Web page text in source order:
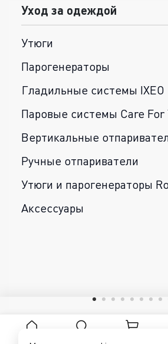
Уход за одеждой
Утюги
Парогенераторы
Гладильные системы IXEO
Паровые системы Care For
Вертикальные
Ручные отпариватели
Утюги и парогенераторы
Аксессуары
Главная